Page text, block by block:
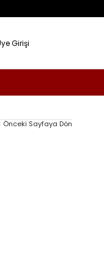
Girişi
Önceki Sayfaya Dön